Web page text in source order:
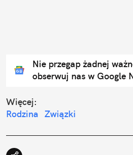
Nie przegap żadnej
obserwuj nas w Google
Więcej:
Rodzina Związki